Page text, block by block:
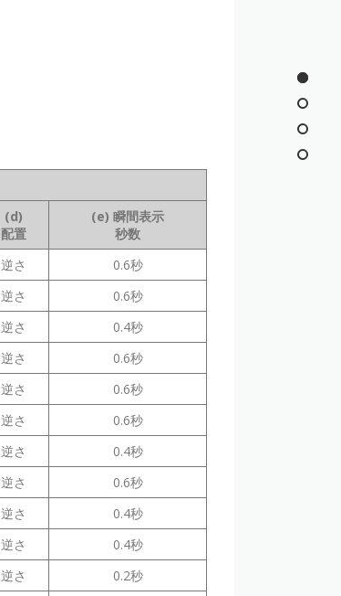
(d)
配置
(e) 瞬間表示
秒数
逆さ
0.6秒
逆さ
0.6秒
逆さ
0.4秒
逆さ
0.6秒
逆さ
0.6秒
逆さ
0.6秒
逆さ
0.4秒
逆さ
0.6秒
逆さ
0.4秒
逆さ
0.4秒
逆さ
0.2秒